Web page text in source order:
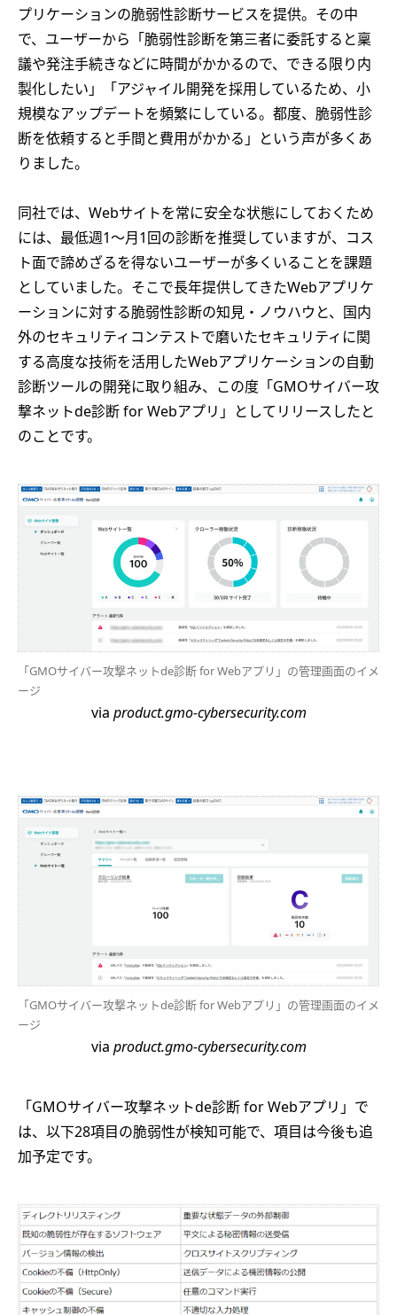
プリケーションの脆弱性診断サービスを提供。その中
で、ユーザーから「脆弱性診断を第三者に委託すると稟
議や発注手続きなどに時間がかかるので、できる限り内
製化したい」「アジャイル開発を採用しているため、小
規模なアップデートを頻繁にしている。都度、脆弱性診
断を依頼すると手間と費用がかかる」という声が多くあ
りました。
同社では、Webサイトを常に安全な状態にしておくため
には、最低週1～月1回の診断を推奨していますが、コス
ト面で諦めざるを得ないユーザーが多くいることを課題
としていました。そこで長年提供してきたWebアプリケ
ーションに対する脆弱性診断の知見・ノウハウと、国内
外のセキュリティコンテストで磨いたセキュリティに関
する高度な技術を活用したWebアプリケーションの自動
診断ツールの開発に取り組み、この度「GMOサイバー攻
撃ネットde診断 for Webアプリ」としてリリースしたと
のことです。
「GMOサイバー攻撃ネットde診断 for Webアプリ」の管理画面のイメ
ージ
via product.gmo-cybersecurity.com
「GMOサイバー攻撃ネットde診断 for Webアプリ」の管理画面のイメ
ージ
via product.gmo-cybersecurity.com
「GMOサイバー攻撃ネットde診断 for Webアプリ」で
は、以下28項目の脆弱性が検知可能で、項目は今後も追
加予定です。